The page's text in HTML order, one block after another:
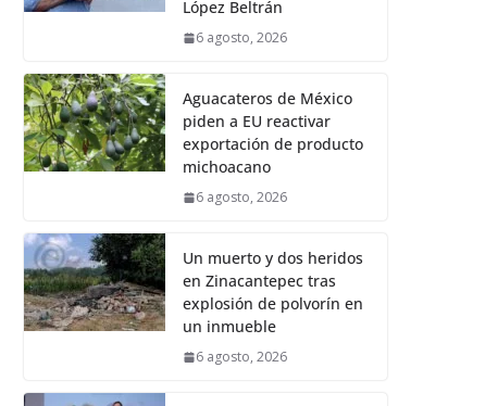
López Beltrán
6 agosto, 2026
Aguacateros de México
piden a EU reactivar
exportación de producto
michoacano
6 agosto, 2026
Un muerto y dos heridos
en Zinacantepec tras
explosión de polvorín en
un inmueble
6 agosto, 2026